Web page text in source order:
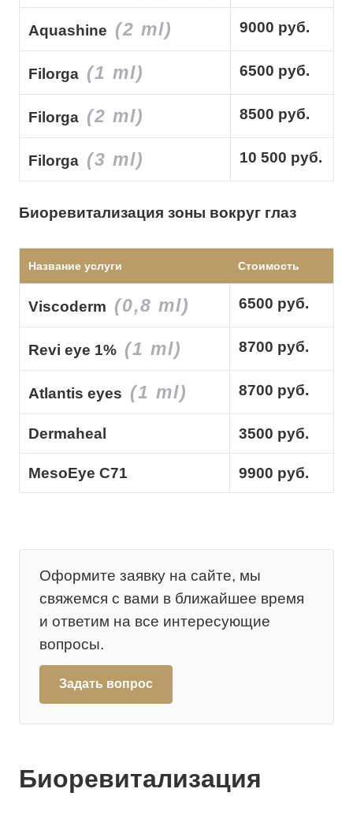
Aquashine (2 ml) 9000 руб.
Filorga (1 ml) 6500 руб.
Filorga (2 ml) 8500 руб.
Filorga (3 ml) 10 500 руб.
Биоревитализация зоны вокруг глаз
Название услуги Стоимость
Viscoderm (0,8 ml) 6500 руб.
Revi eye 1% (1 ml) 8700 руб.
Atlantis eyes (1 ml) 8700 руб.
Dermaheal 3500 руб.
MesoEye C71 9900 руб.
Оформите заявку на сайте, мы
свяжемся с вами в ближайшее время
и ответим на все интересующие
вопросы.
Задать вопрос
Биоревитализация